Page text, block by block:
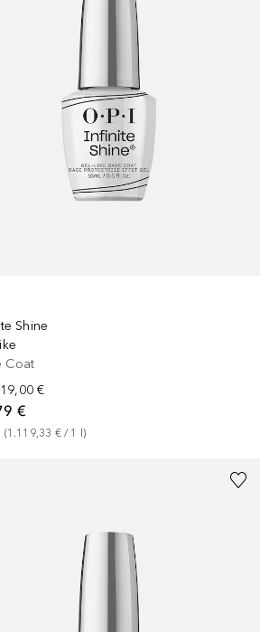
Shine
Coat
19,00 €
€
(1.119,33 € / 1 l)
+ 8